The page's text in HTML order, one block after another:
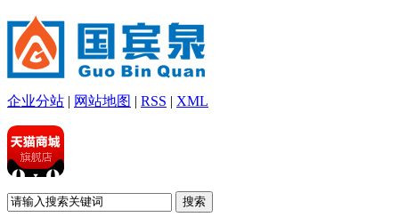
企业分站 | 网站地图 | RSS | XML